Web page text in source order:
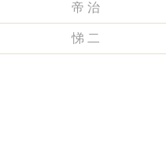
帝 治
悌 二